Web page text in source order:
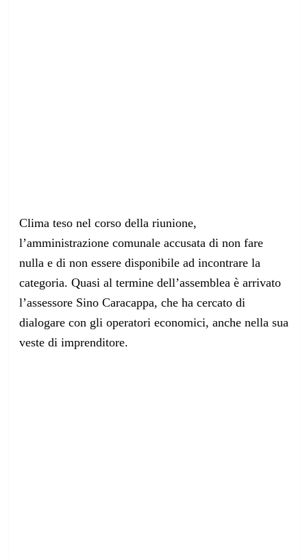
Clima teso nel corso della riunione,
l’amministrazione comunale accusata di non fare
nulla e di non essere disponibile ad incontrare la
categoria. Quasi al termine dell’assemblea è arrivato
l’assessore Sino Caracappa, che ha cercato di
dialogare con gli operatori economici, anche nella sua
veste di imprenditore.